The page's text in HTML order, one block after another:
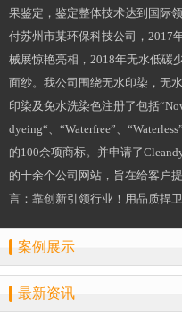
果鉴定，鉴定整体技术达到国际
付苏州市某环保科技公司，2017
械展惊艳亮相，2018年无水低碳
面纱。我公司围绕无水印染，无
印染及免水洗染色注册了包括
dyeing“、“Waterfree”、
的100余项商标。并申请了
的十余个公司网站，旨在给客户
言：靠创新引领行业！用品质捍
案例展示
最新资讯